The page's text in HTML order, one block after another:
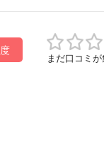
まだ口コミ